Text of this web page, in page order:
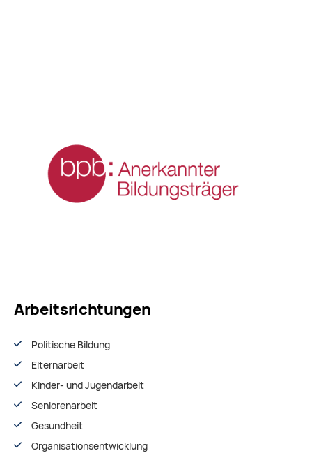
Arbeitsrichtungen
Politische Bildung
Elternarbeit
Kinder- und Jugendarbeit
Seniorenarbeit
Gesundheit
Organisationsentwiсklung